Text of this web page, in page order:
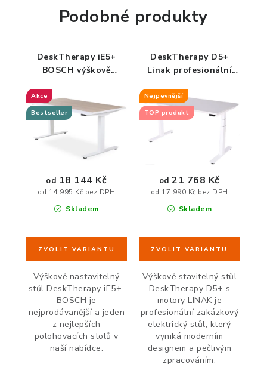
Podobné produkty
DeskTherapy iE5+
BOSCH výškově
Akce
Bestseller
Skladem
od 14 995 Kč bez DPH
od 18 144 Kč
Výškově nastavitelný
stůl DeskTherapy iE5+
BOSCH je
nejprodávanější a jeden
z nejlepších
polohovacích stolů v
naší nabídce.
DeskTherapy D5+
Linak profesionální
stůl
Nejpevnější
TOP produkt
Skladem
od 17 990 Kč bez DPH
od 21 768 Kč
Výškově stavitelný stůl
DeskTherapy D5+ s
motory LINAK je
profesionální zakázkový
elektrický stůl, který
vyniká moderním
designem a pečlivým
zpracováním.